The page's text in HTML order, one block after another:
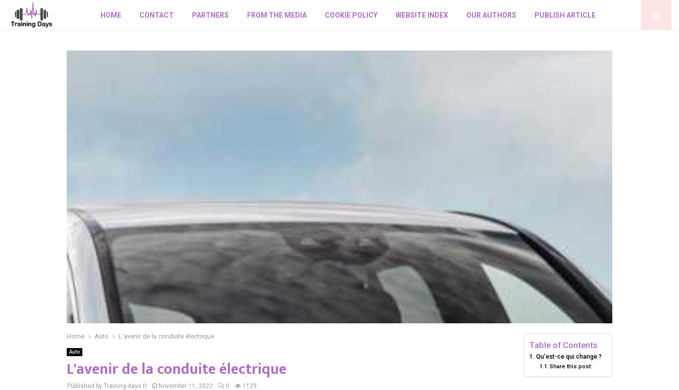
HOME CONTACT PARTNERS FROM THE MEDIA COOKIE POLICY WEBSITE INDEX OUR AUTHORS PUBLISH ARTICLE
Home Auto L'avenir de la conduite électrique
Auto
L'avenir de la conduite électrique
Published by Training-days.fr November 11, 2022 0 1129
Table of Contents
Qu’est-ce qui change ?
Share this post: